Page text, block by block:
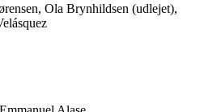
Ola Brynhildsen (udlejet),